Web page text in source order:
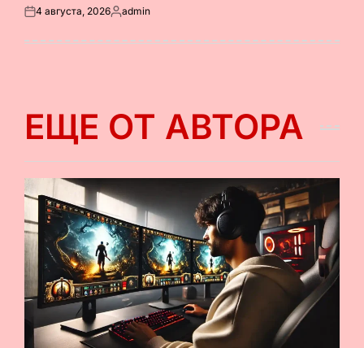
Опубликовано
4 августа, 2026Запись
admin
ЕЩЕ ОТ АВТОРА